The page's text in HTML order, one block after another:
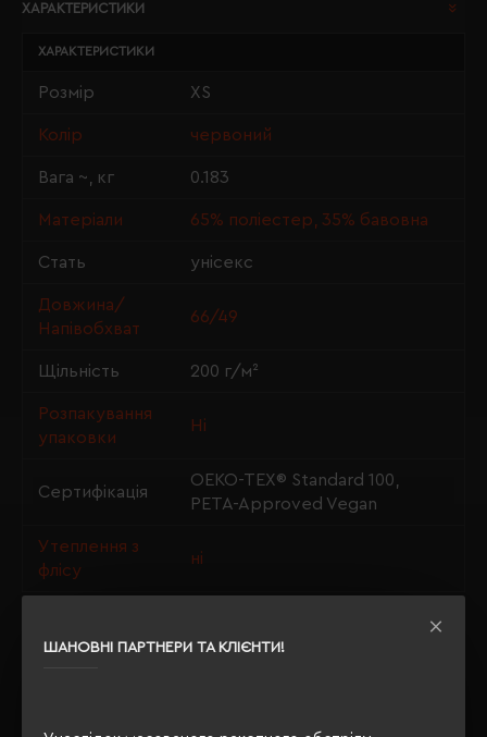
ШАНОВНІ ПАРТНЕРИ ТА КЛІЄНТИ!
ХАРАКТЕРИСТИКИ
ХАРАКТЕРИСТИКИ
Розмір XS
Колір червоний
Вага ~, кг 0.183
Матеріали 65% поліестер, 35% бавовна
Стать унісекс
Довжина/
Напівобхват
66/49
Щільність 200 г/м²
Розпакування
упаковки
Ні
Сертифікація
OEKO-TEX® Standard 100,
PETA-Approved Vegan
Утеплення з
флісу
ні